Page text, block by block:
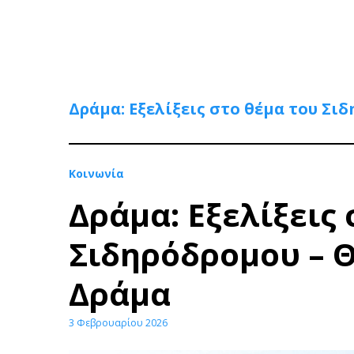
Δράμα: Εξελίξεις στο θέμα του
Κοινωνία
Δράμα:
Σιδηρόδρομου –
Δράμα
3 Φεβρουαρίου 2026